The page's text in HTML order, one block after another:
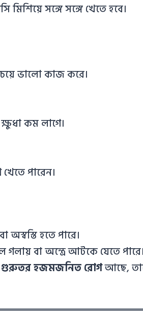
সঙ্গে সঙ্গে খেতে হবে।
ভালো কাজ করে।
কম লাগে।
পারেন।
হতে পারে।
গলায় বা অন্ত্রে আটকে যেতে পারে।
গুরুতর হজমজনিত রোগআছে,